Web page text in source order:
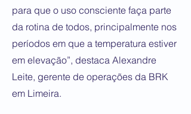
para que o uso consciente faça parte
da rotina de todos, principalmente nos
períodos em que a temperatura estiver
em elevação”, destaca Alexandre
Leite, gerente de operações da BRK
em Limeira.